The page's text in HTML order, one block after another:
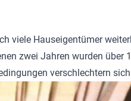
viele Hauseigentümer
zwei Jahren wurden über
verschlechtern